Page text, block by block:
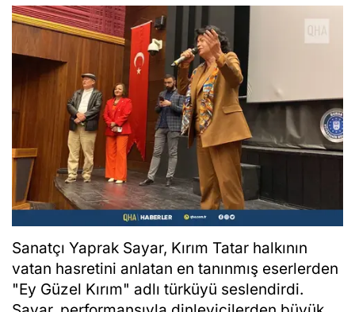
Sanatçı Yaprak Sayar, Kırım Tatar halkının
vatan hasretini anlatan en tanınmış eserlerden
"Ey Güzel Kırım" adlı türküyü seslendirdi.